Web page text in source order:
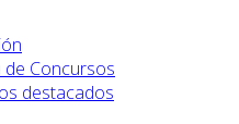
de Concursos
destacados